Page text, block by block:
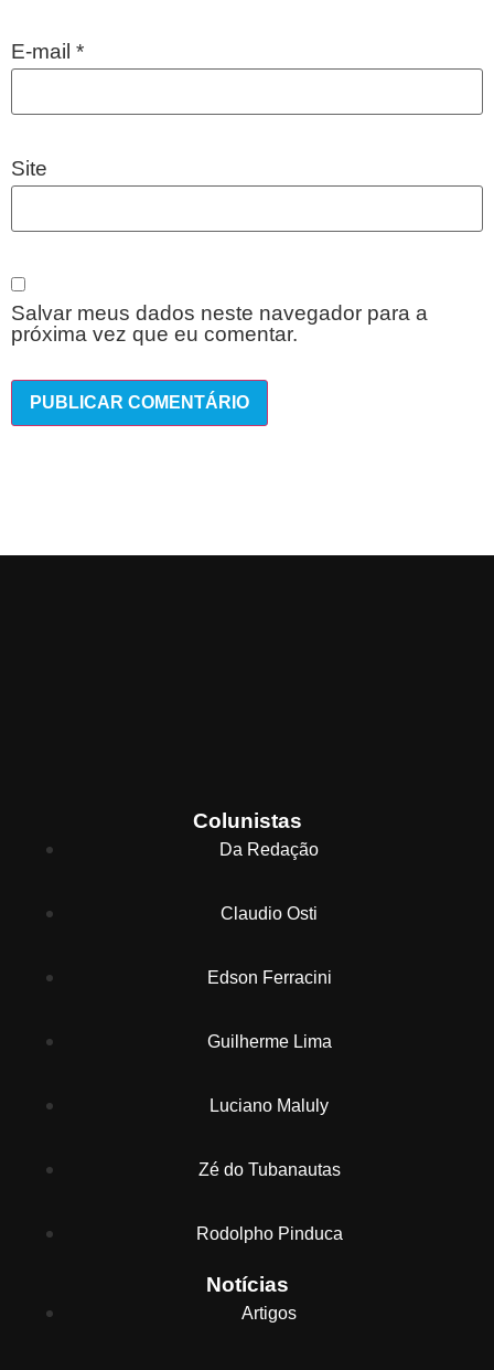
E-mail *
Site
Salvar meus dados neste navegador para a
próxima vez que eu comentar.
Colunistas
Da Redação
Claudio Osti
Edson Ferracini
Guilherme Lima
Luciano Maluly
Zé do Tubanautas
Rodolpho Pinduca
Notícias
Artigos